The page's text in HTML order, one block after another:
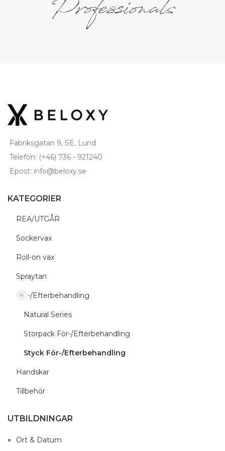
Professionals
Fabriksgatan 9, SE, Lund
Telefon: (+46) 736 - 921240
Epost: info@beloxy.se
KATEGORIER
REA/UTGÅR
Sockervax
Roll-on vax
Spraytan
För-/Efterbehandling
Natural Series
Storpack För-/Efterbehandling
Styck För-/Efterbehandling
Handskar
Tillbehör
UTBILDNINGAR
Ort & Datum